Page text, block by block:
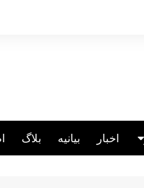
اخبار بیانیه بلاگ